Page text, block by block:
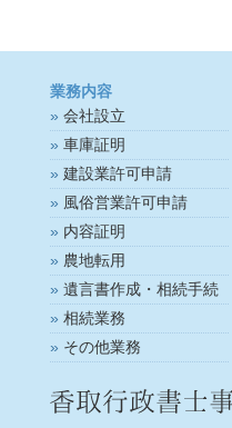
業務内容
会社設立
車庫証明
建設業許可申請
風俗営業許可申請
内容証明
農地転用
遺言書作成・相続手続
相続業務
その他業務